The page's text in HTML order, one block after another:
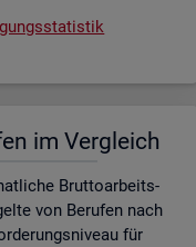
im Ver­gleich
Brut­to­ar­beits­
von Be­ru­fen nach
für